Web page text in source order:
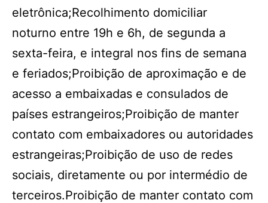
eletrônica;Recolhimento domiciliar
noturno entre 19h e 6h, de segunda a
sexta-feira, e integral nos fins de semana
e feriados;Proibição de aproximação e de
acesso a embaixadas e consulados de
países estrangeiros;Proibição de manter
contato com embaixadores ou autoridades
estrangeiras;Proibição de uso de redes
sociais, diretamente ou por intermédio de
terceiros.Proibição de manter contato com